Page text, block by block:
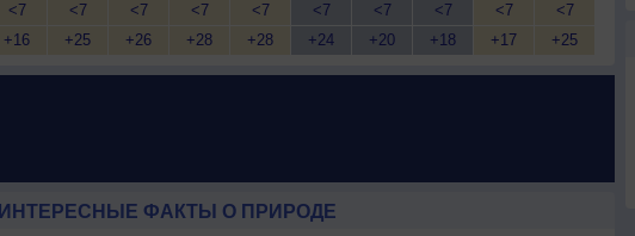
<7
+16
<7
+25
<7
+26
<7
+28
<7
+28
<7
+24
<7
+20
<7
+18
<7
+17
<7
+25
ИНТЕРЕСНЫЕ ФАКТЫ О ПРИРОДЕ